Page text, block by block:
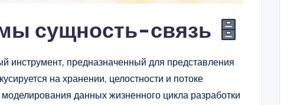
сущность-связь
инструмент, предназначенный для представления
на хранении, целостности и потоке
данных жизненного цикла разработки